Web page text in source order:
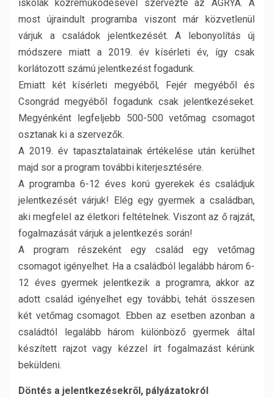
iskolák közreműködésével szervezte az AGRYA. A
most újraindult programba viszont már közvetlenül
várjuk a családok jelentkezését. A lebonyolítás új
módszere miatt a 2019. év kísérleti év, így csak
korlátozott számú jelentkezést fogadunk.
Emiatt két kísérleti megyéből, Fejér megyéből és
Csongrád megyéből fogadunk csak jelentkezéseket.
Megyénként legfeljebb 500-500 vetőmag csomagot
osztanak ki a szervezők.
A 2019. év tapasztalatainak értékelése után kerülhet
majd sor a program további kiterjesztésére.
A programba 6-12 éves korú gyerekek és családjuk
jelentkezését várjuk! Elég egy gyermek a családban,
aki megfelel az életkori feltételnek. Viszont az ő rajzát,
fogalmazását várjuk a jelentkezés során!
A program részeként egy család egy vetőmag
csomagot igényelhet. Ha a családból legalább három 6-
12 éves gyermek jelentkezik a programra, akkor az
adott család igényelhet egy további, tehát összesen
két vetőmag csomagot. Ebben az esetben azonban a
családtól legalább három különböző gyermek által
készített rajzot vagy kézzel írt fogalmazást kérünk
beküldeni.
Döntés a jelentkezésekről, pályázatokról